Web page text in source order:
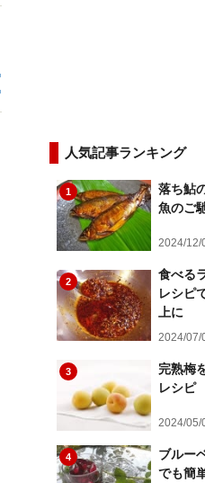
人気記事ランキング
1
落ち鮎
魚のご
2024/12/
2
食べる
レシピ
上に
2024/07/
3
完熟梅
レシピ
2024/05/
4
ブルー
でも簡